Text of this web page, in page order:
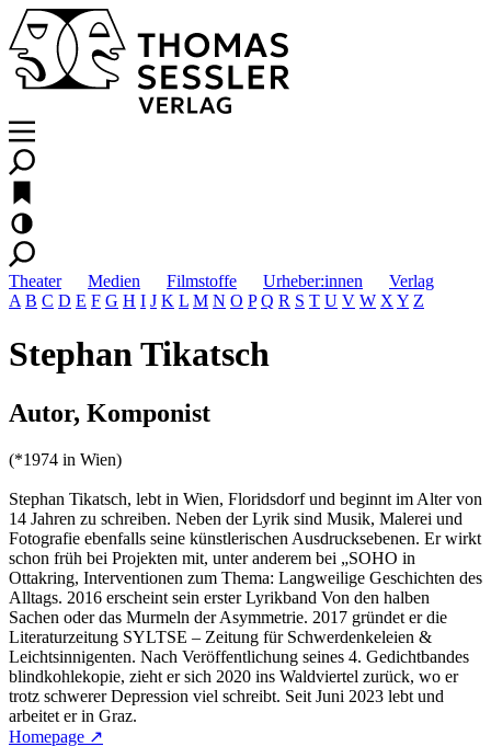
Theater Medien Filmstoffe Urheber:innen
Verlag
A B C D E F G H I J K L M N O P Q R S T U V W X Y Z
Stephan Tikatsch
Autor, Komponist
(*1974 in Wien)
Stephan Tikatsch, lebt in Wien, Floridsdorf und beginnt im Alter von
14 Jahren zu schreiben. Neben der Lyrik sind Musik, Malerei und
Fotografie ebenfalls seine künstlerischen Ausdrucksebenen. Er wirkt
schon früh bei Projekten mit, unter anderem bei „SOHO in
Ottakring, Interventionen zum Thema: Langweilige Geschichten des
Alltags. 2016 erscheint sein erster Lyrikband Von den halben
Sachen oder das Murmeln der Asymmetrie. 2017 gründet er die
Literaturzeitung SYLTSE – Zeitung für Schwerdenkeleien &
Leichtsinnigenten. Nach Veröffentlichung seines 4. Gedichtbandes
blindkohlekopie, zieht er sich 2020 ins Waldviertel zurück, wo er
trotz schwerer Depression viel schreibt. Seit Juni 2023 lebt und
arbeitet er in Graz.
Homepage ↗